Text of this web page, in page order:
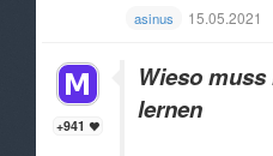
asinus 15.05.2021
+941
Wieso
lernen